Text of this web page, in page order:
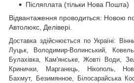
Післяплата (тільки Нова Пошта)
Відвантаження проводиться: Новою
Автолюкс, Делівері.
Доставка здійснюється по Україні:
Луцьк, Володимир-Волинський,
Булахівка, Кам'янське, Жовті Води,
Кринички, Марганець, Нікополь,
Бахмут, Безимянное, Білосарайська